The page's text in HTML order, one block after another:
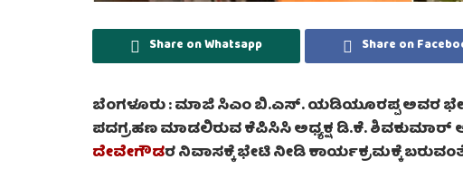
Share on Whatsapp Share on
ಬೆಂಗಳೂರು :ಮಾಜಿ ಸಿಎಂ ಬಿ.ಎಸ್. ಯಡಿಯೂರಪ್ಪ ಅವರ
ಪದಗ್ರಹಣ ಮಾಡಲಿರುವ ಕೆಪಿಸಿಸಿ ಅಧ್ಯಕ್ಷ ಡಿ.ಕೆ.
ದೇವೇಗೌಡರ ನಿವಾಸಕ್ಕೆ ಭೇಟಿ ನೀಡಿ ಕಾರ್ಯಕ್ರಮಕ್ಕೆ